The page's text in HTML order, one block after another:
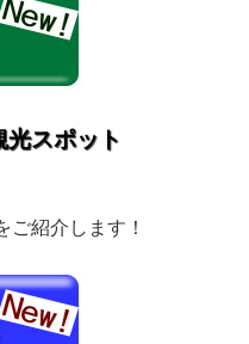
光スポット
ご紹介します！